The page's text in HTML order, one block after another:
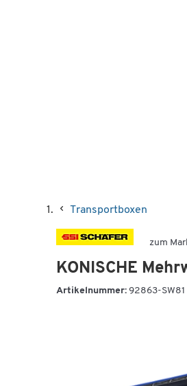
Transportboxen
zum
KONISCHE
Artikelnummer: 92863-SW81